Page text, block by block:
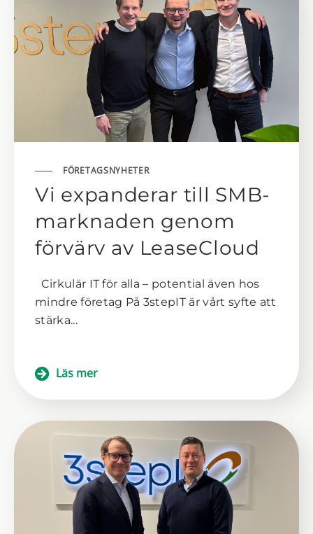
FÖRETAGSNYHETER
Vi expanderar till SMB-
marknaden genom
förvärv av LeaseCloud
Cirkulär IT för alla – potential även hos
mindre företag På 3stepIT är vårt syfte att
stärka...
Läs mer